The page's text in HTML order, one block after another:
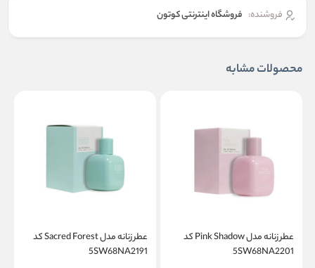
فروشنده: فروشگاه اینترنتی کوتون
محصولات مشابه
عطر زنانه مدل Pink Shadow کد
5SW68NA2201
عطر زنانه مدل Sacred Forest کد
5SW68NA2191